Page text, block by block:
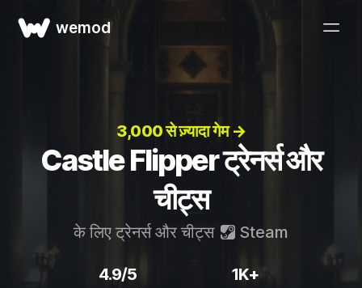
wemod
3,000 से ज़्यादा गेम →
Castle Flipper ट्रेनर्स और
चीट्स
के लिए ट्रेनर्स और चीट्स Steam
4.9/5 1K+